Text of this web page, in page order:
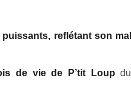
reflétant son
de vie de P’tit Loup